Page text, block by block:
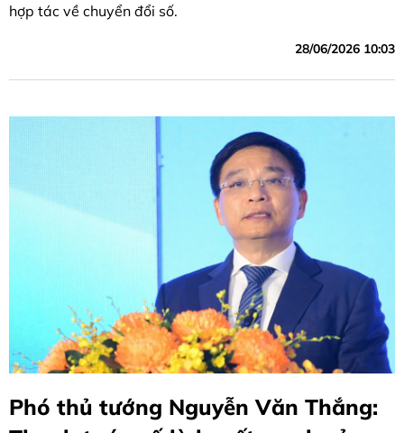
hợp tác về chuyển đổi số.
28/06/2026 10:03
Phó thủ tướng Nguyễn Văn Thắng: